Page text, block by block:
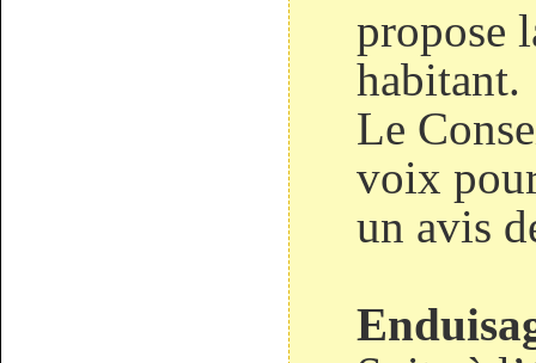
propose
habitant.
Le
voix
un avis